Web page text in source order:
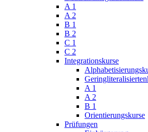
A 1
A 2
B 1
B 2
C 1
C 2
Integrationskurse
A 1
A 2
B 1
Orientierungskurse
Prüfungen